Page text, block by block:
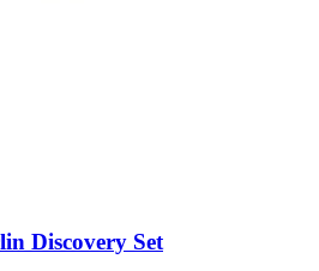
Discovery Set